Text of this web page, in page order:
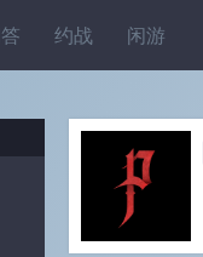
约战 闲游